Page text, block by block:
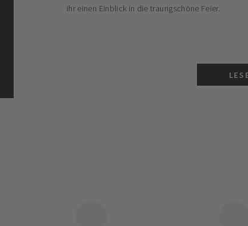
ihr einen Einblick in die traurigschöne Feier.